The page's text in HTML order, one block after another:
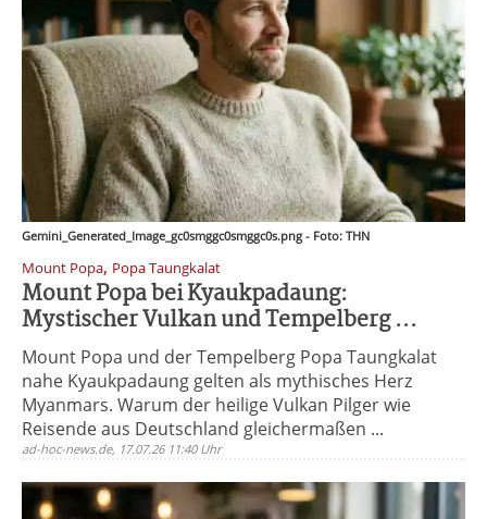
Gemini_Generated_Image_gc0smggc0smggc0s.png - Foto: THN
Mount Popa, Popa Taungkalat
Mount Popa bei Kyaukpadaung:
Mystischer Vulkan und Tempelberg ...
Mount Popa und der Tempelberg Popa Taungkalat
nahe Kyaukpadaung gelten als mythisches Herz
Myanmars. Warum der heilige Vulkan Pilger wie
Reisende aus Deutschland gleichermaßen ...
ad-hoc-news.de, 17.07.26 11:40 Uhr